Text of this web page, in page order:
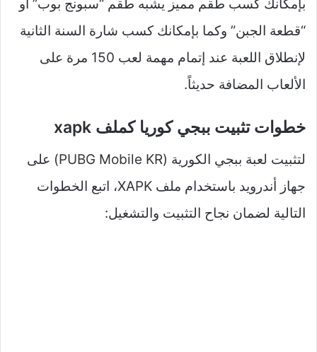
بإمكانك كسب طقم مميز يشبه طقم “سبونج بوب” أو
“قطعة الجبن” وكما بإمكانك كسب شارة السنة الثانية
لإنطلاق اللعبة عند إتمام مهمة لعب 150 مرة على
الألعاب المضافة حديثاً.
خطوات تثبيت ببجي كوريا كملف xapk
لتثبيت لعبة ببجي الكورية (PUBG Mobile KR) على
جهاز أندرويد باستخدام ملف XAPK، اتبع الخطوات
التالية لضمان نجاح التثبيت والتشغيل: